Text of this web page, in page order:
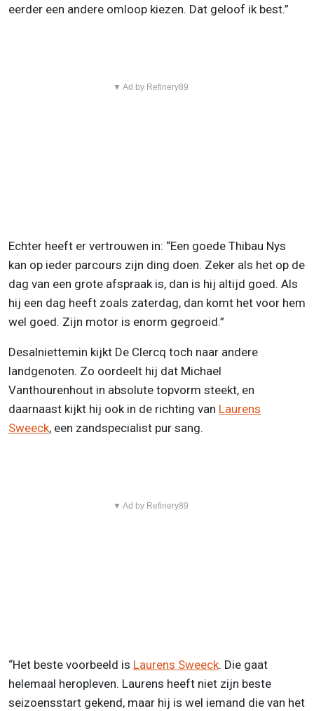
eerder een andere omloop kiezen. Dat geloof ik best.”
▼ Ad by Refinery89
Echter heeft er vertrouwen in: “Een goede Thibau Nys
kan op ieder parcours zijn ding doen. Zeker als het op de
dag van een grote afspraak is, dan is hij altijd goed. Als
hij een dag heeft zoals zaterdag, dan komt het voor hem
wel goed. Zijn motor is enorm gegroeid.”
Desalniettemin kijkt De Clercq toch naar andere
landgenoten. Zo oordeelt hij dat Michael
Vanthourenhout in absolute topvorm steekt, en
daarnaast kijkt hij ook in de richting van Laurens
Sweeck, een zandspecialist pur sang.
▼ Ad by Refinery89
“Het beste voorbeeld is Laurens Sweeck. Die gaat
helemaal heropleven. Laurens heeft niet zijn beste
seizoensstart gekend, maar hij is wel iemand die van het